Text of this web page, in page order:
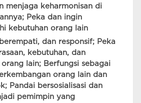
menjaga keharmonisan di
Peka dan ingin
kebutuhan orang lain
dan responsif; Peka
kebutuhan, dan
lain; Berfungsi sebagai
orang lain dan
Pandai bersosialisasi dan
pemimpin yang